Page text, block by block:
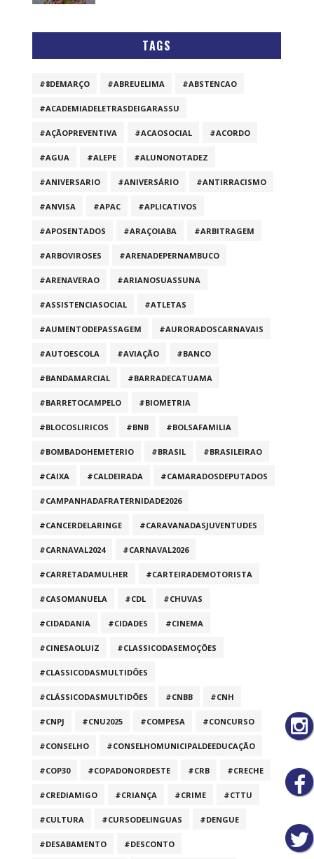
TAGS
#8DEMARÇO #ABREUELIMA #ABSTENCAO
#ACADEMIADELETRASDEIGARASSU
#AÇÃOPREVENTIVA #ACAOSOCIAL #ACORDO
#AGUA #ALEPE #ALUNONOTADEZ
#ANIVERSARIO #ANIVERSÁRIO #ANTIRRACISMO
#ANVISA #APAC #APLICATIVOS
#APOSENTADOS #ARAÇOIABA #ARBITRAGEM
#ARBOVIROSES #ARENADEPERNAMBUCO
#ARENAVERAO #ARIANOSUASSUNA
#ASSISTENCIASOCIAL #ATLETAS
#AUMENTODEPASSAGEM #AURORADOSCARNAVAIS
#AUTOESCOLA #AVIAÇÃO #BANCO
#BANDAMARCIAL #BARRADECATUAMA
#BARRETOCAMPELO #BIOMETRIA
#BLOCOSLIRICOS #BNB #BOLSAFAMILIA
#BOMBADOHEMETERIO #BRASIL #BRASILEIRAO
#CAIXA #CALDEIRADA #CAMARADOSDEPUTADOS
#CAMPANHADAFRATERNIDADE2026
#CANCERDELARINGE #CARAVANADASJUVENTUDES
#CARNAVAL2024 #CARNAVAL2026
#CARRETADAMULHER #CARTEIRADEMOTORISTA
#CASOMANUELA #CDL #CHUVAS
#CIDADANIA #CIDADES #CINEMA
#CINESAOLUIZ #CLASSICODASEMOÇÕES
#CLASSICODASMULTIDÕES
#CLÁSSICODASMULTIDÕES #CNBB #CNH
#CNPJ #CNU2025 #COMPESA #CONCURSO
#CONSELHO #CONSELHOMUNICIPALDEEDUCAÇÃO
#COP30 #COPADONORDESTE #CRB #CRECHE
#CREDIAMIGO #CRIANÇA #CRIME #CTTU
#CULTURA #CURSODELINGUAS #DENGUE
#DESABAMENTO #DESCONTO